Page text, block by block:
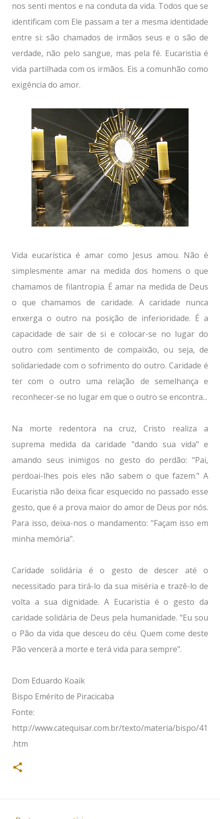
nos senti mentos e na conduta da vida. Todos que se
identificam com Ele passam a ter a mesma identidade
entre si: são chamados de irmãos seus e o são de
verdade, não pelo sangue, mas pela fé. Eucaristia é
vida partilhada com os irmãos. Eis a comunhão como
exigência do amor.
Vida eucarística é amar como Jesus amou. Não é
simplesmente amar na medida dos homens o que
chamamos de filantropia. É amar na medida de Deus
o que chamamos de caridade. A caridade nunca
enxerga o outro na posição de inferioridade. É a
capacidade de sair de si e colocar-se no lugar do
outro com sentimento de compaixão, ou seja, de
solidariedade com o sofrimento do outro. Caridade é
ter com o outro uma relação de semelhança e
reconhecer-se no lugar em que o outro se encontra...
Na morte redentora na cruz, Cristo realiza a
suprema medida da caridade "dando sua vida" e
amando seus inimigos no gesto do perdão: "Pai,
perdoai-lhes pois eles não sabem o que fazem." A
Eucaristia não deixa ficar esquecido no passado esse
gesto, que é a prova maior do amor de Deus por nós.
Para isso, deixa-nos o mandamento: "Façam isso em
minha memória".
Caridade solidária é o gesto de descer até o
necessitado para tirá-lo da sua miséria e trazê-lo de
volta a sua dignidade. A Eucaristia é o gesto da
caridade solidária de Deus pela humanidade. "Eu sou
o Pão da vida que desceu do céu. Quem come deste
Pão vencerá a morte e terá vida para sempre".
Dom Eduardo Koaik
Bispo Emérito de Piracicaba
Fonte:
http://www.catequisar.com.br/texto/materia/bispo/41
.htm